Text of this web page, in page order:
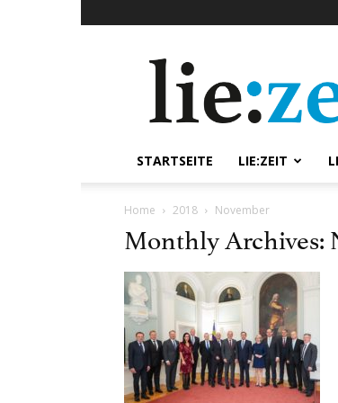
STARTSEITE LIE:ZEIT
Home 2018 November
Monthly Archives: